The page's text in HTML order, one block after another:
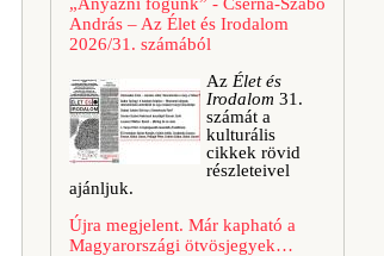
András – Az Élet és Irodalom
2026/31. számából
Az Élet és
Irodalom 31.
számát a
kulturális
cikkek rövid
részleteivel
ajánljuk.
Újra megjelent. Már kapható a
Magyarországi ötvösjegyek…